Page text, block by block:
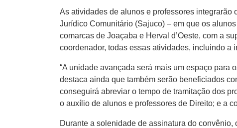
As atividades de alunos e professores
Jurídico Comunitário (Sajuco) – em que os
comarcas de Joaçaba e Herval d’Oeste, com a
coordenador, todas essas atividades, incluindo a
“A unidade avançada será mais um espaço para
destaca ainda que também serão beneficiados
conseguirá abreviar o tempo de tramitação dos
o auxílio de alunos e professores de Direito; e a
Durante a solenidade de assinatura do